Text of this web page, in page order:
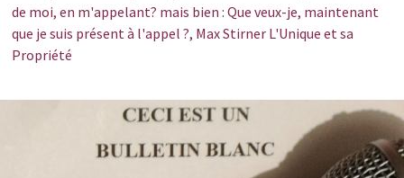
de moi, en m'appelant? mais bien : Que veux-je, maintenant
que je suis présent à l'appel ?, Max Stirner L'Unique et sa
Propriété